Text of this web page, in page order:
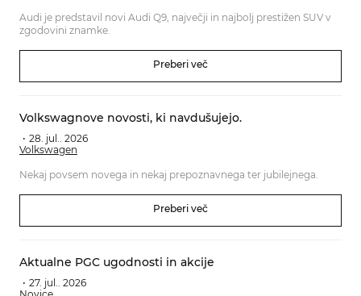
Audi je predstavil novi Audi Q9, največji in najbolj prestižen SUV v
zgodovini znamke.
Preberi več
Volkswagnove novosti, ki navdušujejo.
Volkswagen
28. jul.. 2026
Nekaj povsem novega in nekaj prepoznavnega ter jubilejnega.
Preberi več
Aktualne PGC ugodnosti in akcije
27. jul.. 2026